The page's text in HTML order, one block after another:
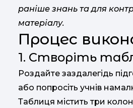
раніше знань та для
матеріалу.
Процес
1. Створіть
Роздайте заздалегідь
або попросіть учнів
Таблиця містить три